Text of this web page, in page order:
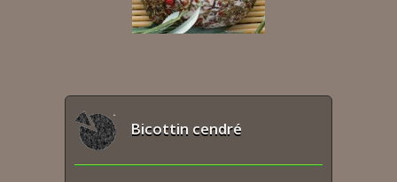
Bicottin cendré